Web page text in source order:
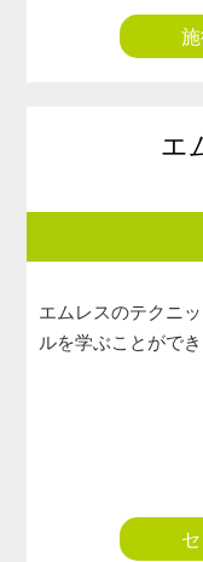
エ
エムレスのテクニ
ルを学ぶことができ